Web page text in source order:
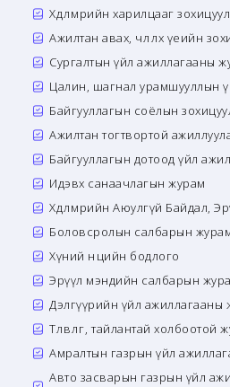
Хөдөлмөрийн харилцааг
Ажилтан авах, чөлөөлөх үеийн
Сургалтын үйл ажиллагааны
Цалин, шагнал урамшууллын
Байгууллагын соёлын
Ажилтан тогтвортой
Байгууллагын дотоод үйл
Идэвх санаачлагын журам
Хөдөлмөрийн Аюулгүй Байдал,
Боловсролын салбарын
Хүний нөөцийн бодлого
Эрүүл мэндийн салбарын
Дэлгүүрийн үйл ажиллагааны
Төлөвлөгөө, тайлантай холбоотой
Амралтын газрын үйл
Авто засварын газрын үйл